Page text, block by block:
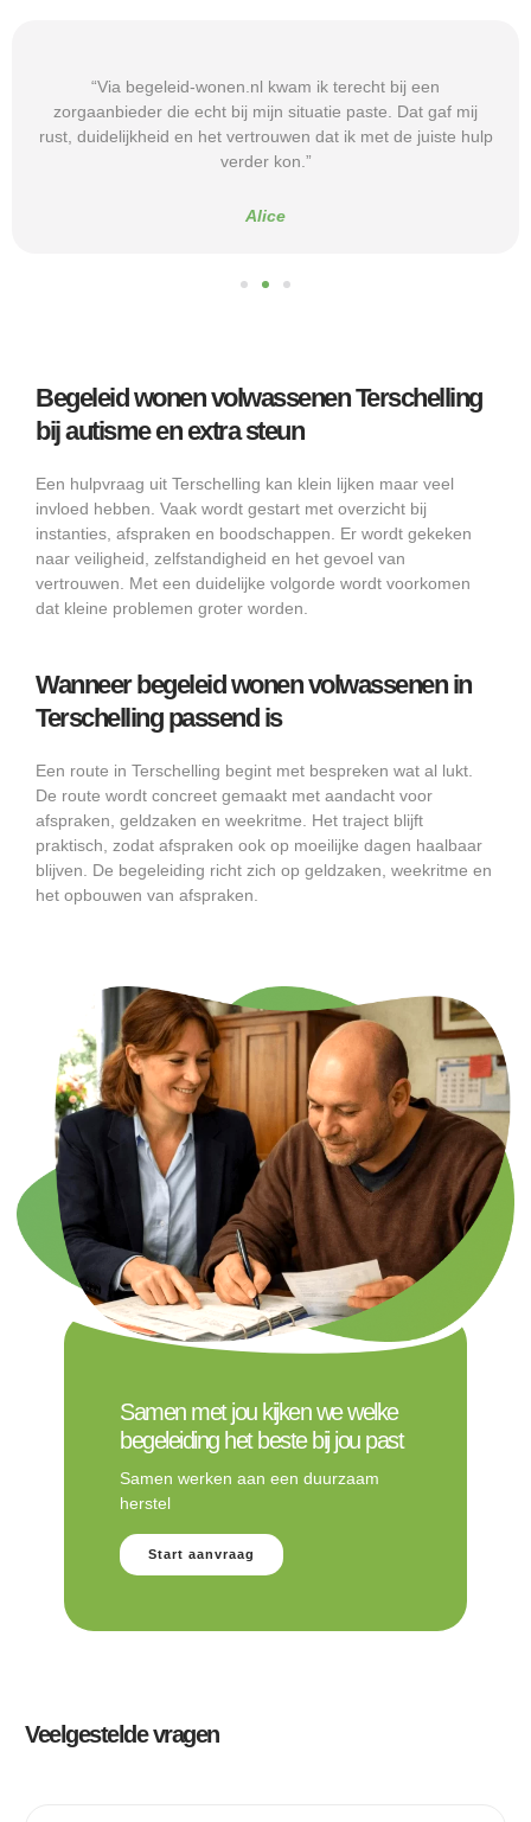
“Via begeleid-wonen.nl kwam ik terecht bij een
zorgaanbieder die echt bij mijn situatie paste. Dat gaf mij
rust, duidelijkheid en het vertrouwen dat ik met de juiste hulp
verder kon.”
Alice
Begeleid wonen volwassenen Terschelling
bij autisme en extra steun
Een hulpvraag uit Terschelling kan klein lijken maar veel
invloed hebben. Vaak wordt gestart met overzicht bij
instanties, afspraken en boodschappen. Er wordt gekeken
naar veiligheid, zelfstandigheid en het gevoel van
vertrouwen. Met een duidelijke volgorde wordt voorkomen
dat kleine problemen groter worden.
Wanneer begeleid wonen volwassenen in
Terschelling passend is
Een route in Terschelling begint met bespreken wat al lukt.
De route wordt concreet gemaakt met aandacht voor
afspraken, geldzaken en weekritme. Het traject blijft
praktisch, zodat afspraken ook op moeilijke dagen haalbaar
blijven. De begeleiding richt zich op geldzaken, weekritme en
het opbouwen van afspraken.
Samen met jou kijken we welke
begeleiding het beste bij jou past
Samen werken aan een duurzaam
herstel
Start aanvraag
Veelgestelde vragen